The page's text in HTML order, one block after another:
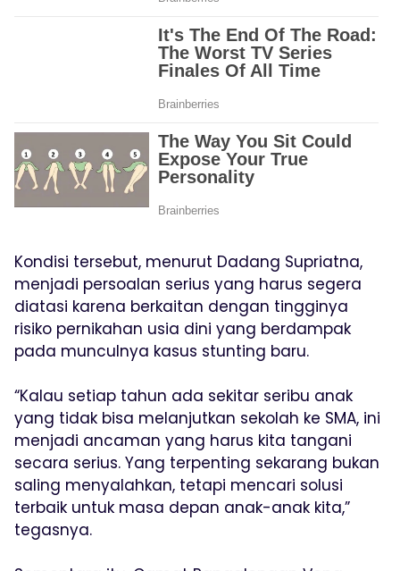
Kondisi tersebut, menurut Dadang Supriatna,
menjadi persoalan serius yang harus segera
diatasi karena berkaitan dengan tingginya
risiko pernikahan usia dini yang berdampak
pada munculnya kasus stunting baru.
“Kalau setiap tahun ada sekitar seribu anak
yang tidak bisa melanjutkan sekolah ke SMA, ini
menjadi ancaman yang harus kita tangani
secara serius. Yang terpenting sekarang bukan
saling menyalahkan, tetapi mencari solusi
terbaik untuk masa depan anak-anak kita,”
tegasnya.